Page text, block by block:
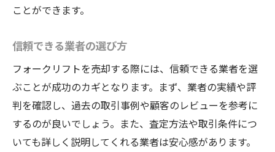
ことができます。
信頼できる業者の選び方
フォークリフトを売却する際には、信頼できる業者を選
ぶことが成功のカギとなります。まず、業者の実績や評
判を確認し、過去の取引事例や顧客のレビューを参考に
するのが良いでしょう。また、査定方法や取引条件につ
いても詳しく説明してくれる業者は安心感があります。